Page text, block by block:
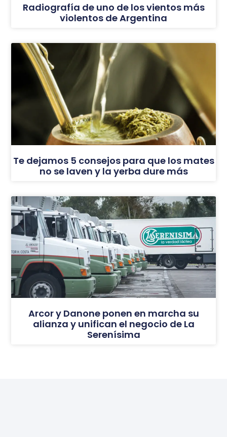
Radiografía de uno de los vientos más
violentos de Argentina
Te dejamos 5 consejos para que los mates
no se laven y la yerba dure más
Arcor y Danone ponen en marcha su
alianza y unifican el negocio de La
Serenísima